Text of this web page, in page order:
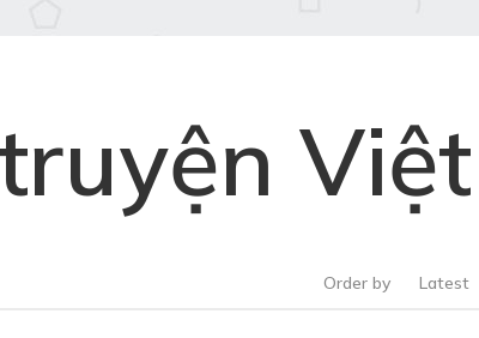
Việt
Order by Latest